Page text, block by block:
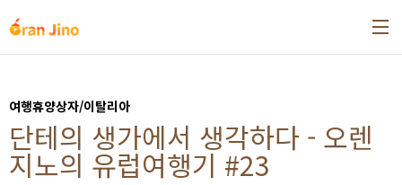
여행휴양상자/이탈리아
단테의 생가에서 생각하다 - 오렌
지노의 유럽여행기 #23